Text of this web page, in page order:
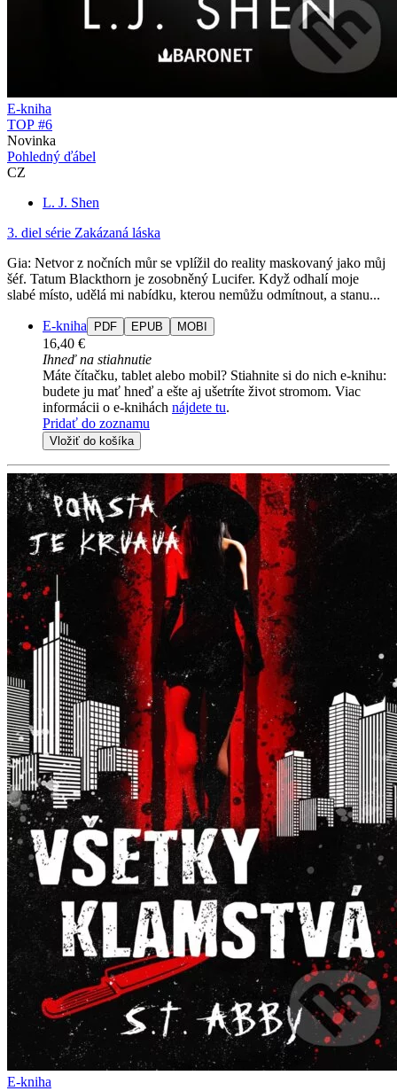
E-kniha
TOP #6
Novinka
Pohledný ďábel
CZ
L. J. Shen
3. diel série Zakázaná láska
Gia: Netvor z nočních můr se vplížil do reality maskovaný jako můj
šéf. Tatum Blackthorn je zosobněný Lucifer. Když odhalí moje
slabé místo, udělá mi nabídku, kterou nemůžu odmítnout, a stanu...
E-kniha PDF EPUB MOBI
16,40 €
Ihneď na stiahnutie
Máte čítačku, tablet alebo mobil? Stiahnite si do nich e-knihu:
budete ju mať hneď a ešte aj ušetríte život stromom. Viac
informácii o e-knihách nájdete tu.
Pridať do zoznamu
Vložiť do košíka
E-kniha